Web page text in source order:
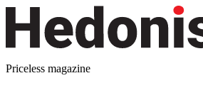
Priceless magazine